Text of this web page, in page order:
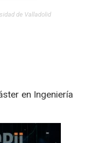
de Valladolid
en Ingeniería